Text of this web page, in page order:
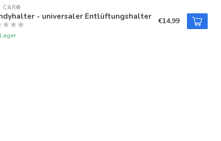
CAR®
- universaler Entlüftungshalter €14,99